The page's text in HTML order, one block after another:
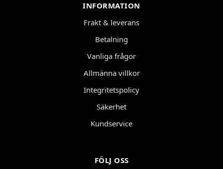
INFORMATION
Frakt & leverans
Betalning
Vanliga frågor
Allmänna villkor
Integritetspolicy
Säkerhet
Kundservice
FÖLJ OSS